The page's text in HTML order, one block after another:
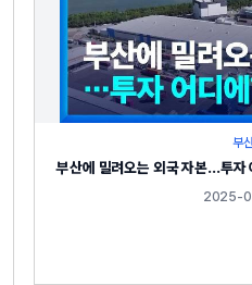
부
부산에 밀려오는 외국 자본…투
2025-